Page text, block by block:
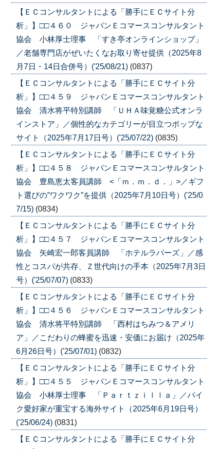
【ＥＣコンサルタントによる「勝手にＥＣサイト分
析」】□□４６０ ジャパンＥコマースコンサルタント
協会 小林厚士理事 「すき亭オンラインショップ」
／老舗専門店がぜいたくなお取り寄せ提供（2025年8
月7日・14日合併号）('25/08/21) (0837)
【ＥＣコンサルタントによる「勝手にＥＣサイト分
析」】□□４５９ ジャパンＥコマースコンサルタント
協会 清水将平特別講師 「ＵＨＡ味覚糖公式オンラ
インストア」／個性的なカテゴリーが目立つポップな
サイト（2025年7月17日号）('25/07/22) (0835)
【ＥＣコンサルタントによる「勝手にＥＣサイト分
析」】□□４５８ ジャパンＥコマースコンサルタント
協会 豊島恵太客員講師 <「ｍ．ｍ．ｄ．」>／ギフ
ト選びの”ワクワク”を提供（2025年7月10日号）('25/0
7/15) (0834)
【ＥＣコンサルタントによる「勝手にＥＣサイト分
析」】□□４５７ ジャパンＥコマースコンサルタント
協会 矢崎宏一郎客員講師 「ホテルラバーズ」／感
性とコスパが共存、Ｚ世代向けの手本（2025年7月3日
号）('25/07/07) (0833)
【ＥＣコンサルタントによる「勝手にＥＣサイト分
析」】□□４５６ ジャパンＥコマースコンサルタント
協会 清水将平特別講師 「西村はちみつ＆アメリ
ア」／こだわりの蜂蜜を迅速・安価にお届け（2025年
6月26日号）('25/07/01) (0832)
【ＥＣコンサルタントによる「勝手にＥＣサイト分
析」】□□４５５ ジャパンＥコマースコンサルタント
協会 小林厚士理事 「Ｐａｒｔｚｉｌｌａ」／バイ
ク愛好家が重宝する海外サイト（2025年6月19日号）
('25/06/24) (0831)
【ＥＣコンサルタントによる「勝手にＥＣサイト分